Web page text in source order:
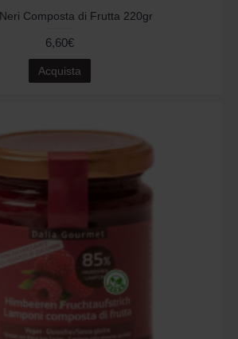
Composta di Frutta 220gr
6,60€
Acquista